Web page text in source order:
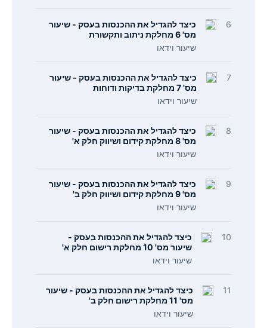
6
כיצד להגדיל את ההכנסות בעסק - שיעור
מס' 6 מחלקת ניתוב ותקשורת
שיעור וידאו
7
כיצד להגדיל את ההכנסות בעסק - שיעור
מס' 7 מחלקת בדיקות ודוחות
שיעור וידאו
8
כיצד להגדיל את ההכנסות בעסק - שיעור
מס' 8 מחלקת קידום ושיווק חלק א'
שיעור וידאו
9
כיצד להגדיל את ההכנסות בעסק - שיעור
מס' 9 מחלקת קידום ושיווק חלק ב'
שיעור וידאו
10
כיצד להגדיל את ההכנסות בעסק -
שיעור מס' 10 מחלקת רישום חלק א'
שיעור וידאו
11
כיצד להגדיל את ההכנסות בעסק - שיעור
מס' 11 מחלקת רישום חלק ב'
שיעור וידאו